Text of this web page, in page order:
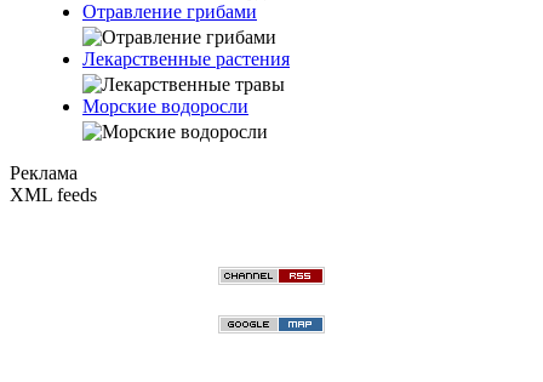
Отравление грибами
Лекарственные растения
Морские водоросли
Реклама
XML feeds